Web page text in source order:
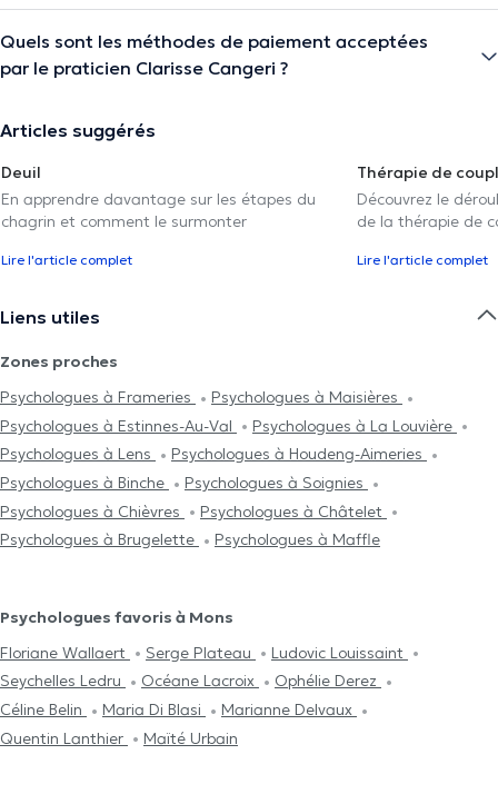
Quels sont les méthodes de paiement acceptées
par le praticien Clarisse Cangeri ?
Articles suggérés
Deuil
En apprendre davantage sur les étapes du
chagrin et comment le surmonter
Lire l'article complet
Thérapie de
Découvrez le
de la thérapie de
Lire l'article complet
Liens utiles
Zones proches
Psychologues à Frameries
Psychologues à Maisières
Psychologues à Estinnes-Au-Val
Psychologues à La Louvière
Psychologues à Lens
Psychologues à Houdeng-Aimeries
Psychologues à Binche
Psychologues à Soignies
Psychologues à Chièvres
Psychologues à Châtelet
Psychologues à Brugelette
Psychologues à Maffle
Psychologues favoris à Mons
Floriane Wallaert
Serge Plateau
Ludovic Louissaint
Seychelles Ledru
Océane Lacroix
Ophélie Derez
Céline Belin
Maria Di Blasi
Marianne Delvaux
Quentin Lanthier
Maïté Urbain